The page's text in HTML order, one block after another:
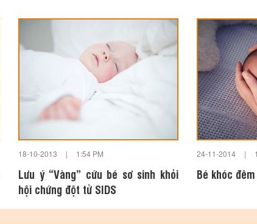
18-10-2013 | 1:54 PM
Lưu ý “Vàng” cứu bé sơ sinh khỏi
hội chứng đột tử SIDS
24-11-2014 |
Bé khóc